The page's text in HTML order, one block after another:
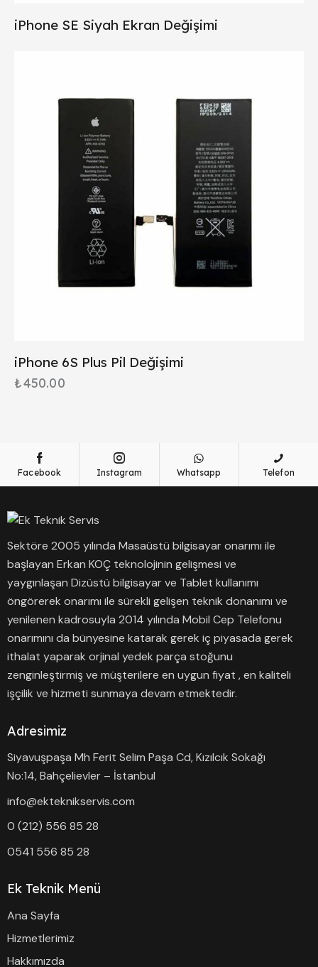
iPhone SE Siyah Ekran Değişimi
iPhone 6S Plus Pil Değişimi
₺450.00
Facebook Instagram Whatsapp Telefon
Sektöre 2005 yılında Masaüstü bilgisayar onarımı ile
başlayan Erkan KOÇ teknolojinin gelişmesi ve
yaygınlaşan Dizüstü bilgisayar ve Tablet kullanımı
öngörerek onarımı ile sürekli gelişen teknik donanımı ve
yenilenen kadrosuyla 2014 yılında Mobil Cep Telefonu
onarımını da bünyesine katarak gerek iç piyasada gerek
ithalat yaparak orjinal yedek parça stoğunu
zenginleştirmiş ve müşterilere en uygun fiyat , en kaliteli
işçilik ve hizmeti sunmaya devam etmektedir.
Adresimiz
Siyavuşpaşa Mh Ferit Selim Paşa Cd, Kızılcık Sokağı
No:14, Bahçelievler – İstanbul
info@ekteknikservis.com
0 (212) 556 85 28
0541 556 85 28
Ek Teknik Menü
Ana Sayfa
Hizmetlerimiz
Hakkımızda